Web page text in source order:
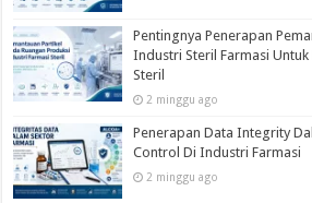
Pentingnya Penerapan
Industri Steril Farmasi
Steril
2 minggu ago
Penerapan Data Integrity
Control Di Industri Farmasi
2 minggu ago